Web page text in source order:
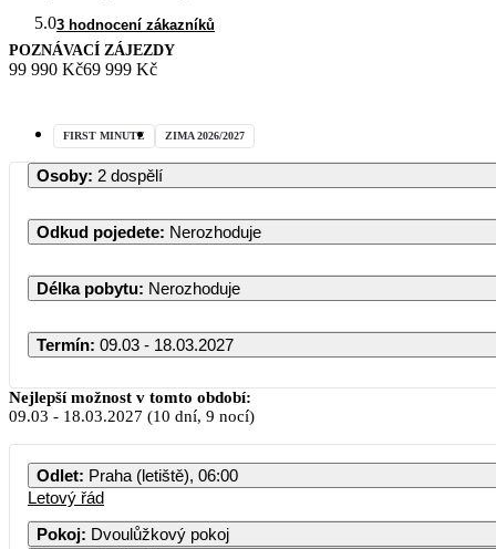
5.03 hodnocení zákazníků
POZNÁVACÍ ZÁJEZDY
99 990 Kč69 999 Kč
FIRST MINUTE ZIMA 2026/2027
Osoby: 2 dospělí
Odkud pojedete: Nerozhoduje
Délka pobytu: Nerozhoduje
Termín: 09.03 - 18.03.2027
Nejlepší možnost v tomto období:
09.03 - 18.03.2027 (10 dní, 9 nocí)
Odlet: Praha (letiště), 06:00
Letový řád
Pokoj: Dvoulůžkový pokoj